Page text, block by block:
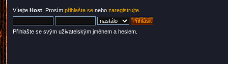
Vítejte Host . Prosím přihlašte se nebo zaregistrujte
Přihlašte se svým uživatelským jménem a heslem.